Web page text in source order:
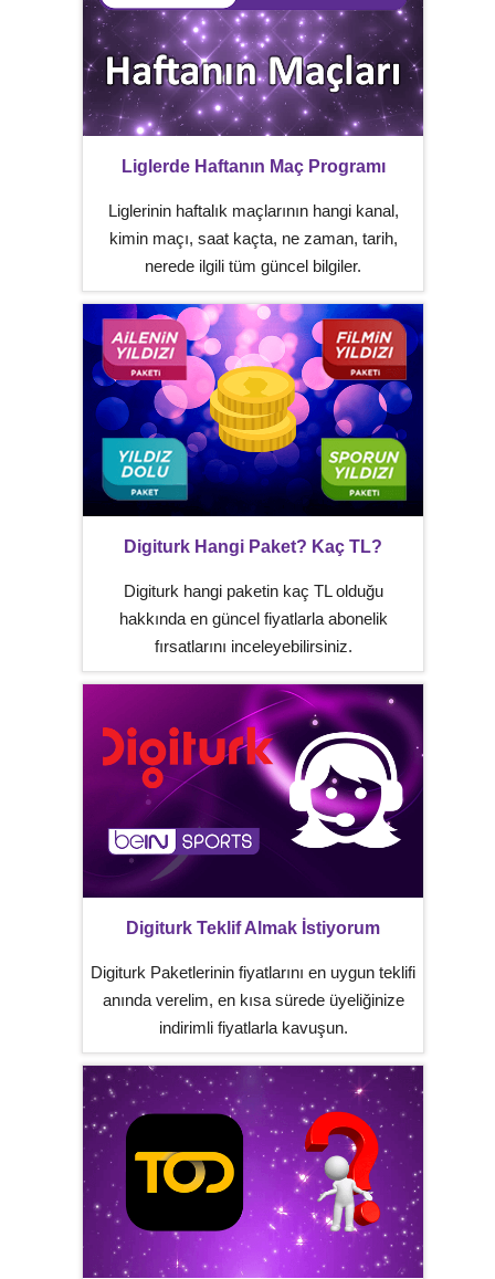
Liglerde Haftanın Maç Programı
Liglerinin haftalık maçlarının hangi kanal,
kimin maçı, saat kaçta, ne zaman, tarih,
nerede ilgili tüm güncel bilgiler.
Digiturk Hangi Paket? Kaç TL?
Digiturk hangi paketin kaç TL olduğu
hakkında en güncel fiyatlarla abonelik
fırsatlarını inceleyebilirsiniz.
Digiturk Teklif Almak İstiyorum
Digiturk Paketlerinin fiyatlarını en uygun teklifi
anında verelim, en kısa sürede üyeliğinize
indirimli fiyatlarla kavuşun.